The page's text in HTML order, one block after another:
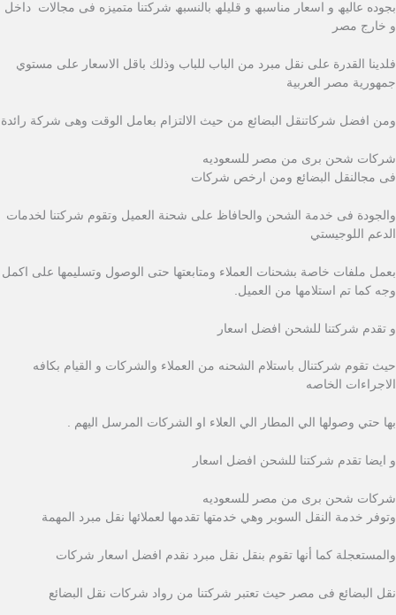
بجوده عالیھ و اسعار مناسبھ و قلیلھ بالنسبھ شركتنا متمیزه فى مجالات داخل
و خارج مصر
فلدينا القدرة على نقل مبرد من الباب للباب وذلك باقل الاسعار على مستوي
جمهورية مصر العربية
ومن افضل شركاتنقل البضائع من حيث الالتزام بعامل الوقت وهى شركة رائدة
شركات شحن برى من مصر للسعوديه
فى مجالنقل البضائع ومن ارخص شركات
والجودة فى خدمة الشحن والحافاظ على شحنة العميل وتقوم شركتنا لخدمات
الدعم اللوجيستي
بعمل ملفات خاصة بشحنات العملاء ومتابعتها حتى الوصول وتسليمها على اكمل
وجه كما تم استلامها من العميل.
و تقدم شركتنا للشحن افضل اسعار
حيث تقوم شركتنال باستلام الشحنه من العملاء والشركات و القيام بكافه
الاجراءات الخاصه
ِبها حتي وصولها الي المطار الي العلاء او الشركات المرسل اليهم .
و ايضا تقدم شركتنا للشحن افضل اسعار
شركات شحن برى من مصر للسعوديه
وتوفر خدمة النقل السوبر وهي خدمتها تقدمها لعملائها نقل مبرد المهمة
والمستعجلة كما أنها تقوم بنقل نقل مبرد نقدم افضل اسعار شركات
نقل البضائع فى مصر حيث تعتبر شركتنا من رواد شركات نقل البضائع